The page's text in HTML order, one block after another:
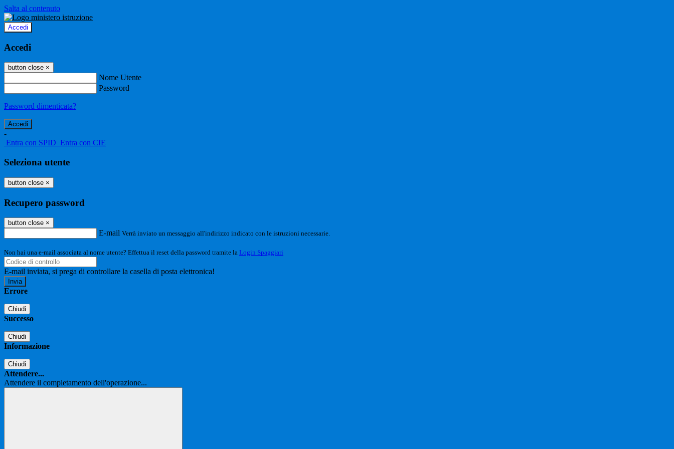
Salta al contenuto
Accedi
Accedi
button close ×
Nome Utente
Password
Password dimenticata?
-
Entra con SPID Entra con CIE
Seleziona utente
button close ×
Recupero password
button close ×
E-mail Verrà inviato un messaggio all'indirizzo indicato con le istruzioni necessarie.
Non hai una e-mail associata al nome utente? Effettua il reset della password tramite la Login Spaggiari
E-mail inviata, si prega di controllare la casella di posta elettronica!
Errore
Chiudi
Successo
Chiudi
Informazione
Chiudi
Attendere...
Attendere il completamento dell'operazione...